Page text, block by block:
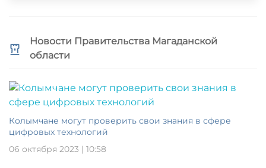
Новости Правительства Магаданской
области
Колымчане могут проверить свои знания в сфере
цифровых технологий
06 октября 2023 | 10:58